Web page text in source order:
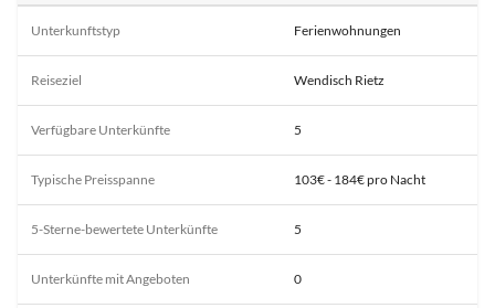
Unterkunftstyp Ferienwohnungen
Reiseziel Wendisch Rietz
Verfügbare Unterkünfte 5
Typische Preisspanne 103€ - 184€ pro Nacht
5-Sterne-bewertete Unterkünfte 5
Unterkünfte mit Angeboten 0